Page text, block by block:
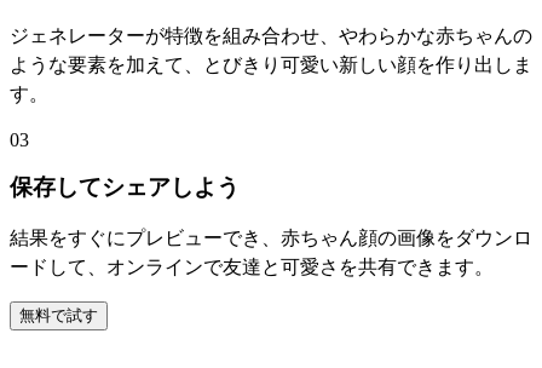
ジェネレーターが特徴を組み合わせ、やわらかな赤ちゃんの
ような要素を加えて、とびきり可愛い新しい顔を作り出しま
す。
03
保存してシェアしよう
結果をすぐにプレビューでき、赤ちゃん顔の画像をダウンロ
ードして、オンラインで友達と可愛さを共有できます。
無料で試す